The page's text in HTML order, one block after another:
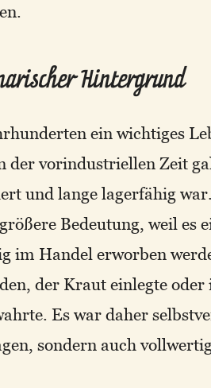
Hintergrund
ein wichtiges
der vorindustriellen Zeit
und lange lagerfähig
Bedeutung, weil es
im Handel erworben
der Kraut einlegte oder
Es war daher
sondern auch